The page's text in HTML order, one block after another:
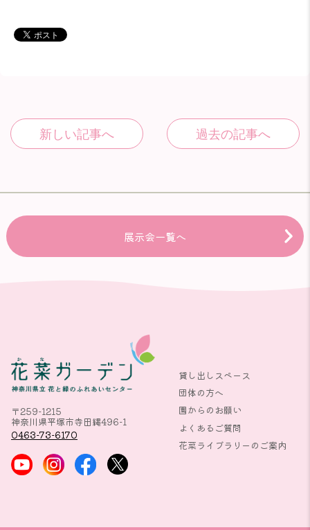
展示会一覧へ
〒259-1215
神奈川県平塚市寺田縄496-1
0463-73-6170
貸し出しスペース
団体の方へ
園からのお願い
よくあるご質問
花菜ライブラリーのご案内